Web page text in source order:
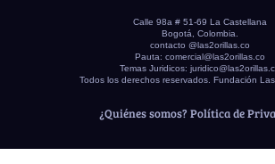
Calle 98a # 51-69 La Castellana
Bogotá, Colombia.
contacto @las2orillas.co
Pauta: comercial@las2orillas.co
Temas Juridicos:
Todos los derechos reservados. Fundación
¿Quiénes somos? Política de